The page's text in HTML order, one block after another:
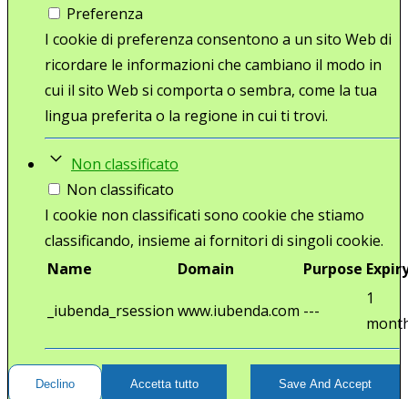
Preferenza
I cookie di preferenza consentono a un sito Web di
ricordare le informazioni che cambiano il modo in
cui il sito Web si comporta o sembra, come la tua
lingua preferita o la regione in cui ti trovi.
Non classificato
Non classificato
I cookie non classificati sono cookie che stiamo
classificando, insieme ai fornitori di singoli cookie.
Name
Domain Purpose
_iubenda_rsession www.iubenda.com ---
1
Declino Accetta tutto Save And Accept